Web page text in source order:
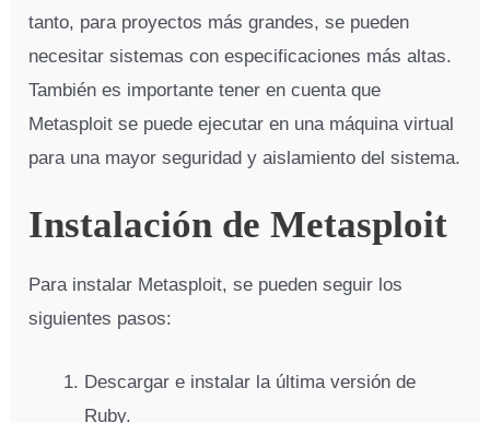
tanto, para proyectos más grandes, se pueden
necesitar sistemas con especificaciones más altas.
También es importante tener en cuenta que
Metasploit se puede ejecutar en una máquina virtual
para una mayor seguridad y aislamiento del sistema.
Instalación de Metasploit
Para instalar Metasploit, se pueden seguir los
siguientes pasos:
Descargar e instalar la última versión de
Ruby.